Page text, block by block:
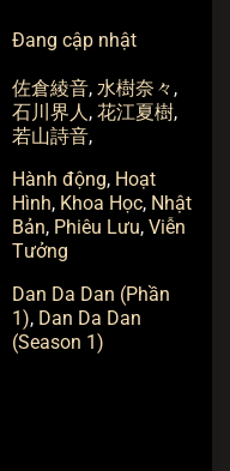
Đang cập nhật
佐倉綾音, 水樹奈々 ,
石川界人, 花江夏樹,
若山詩音,
Hành động, Hoạt
Hình, Khoa Học, Nhật
Bản, Phiêu Lưu, Viễn
Tưởng
Dan Da Dan (Phần
1), Dan Da Dan
(Season 1)